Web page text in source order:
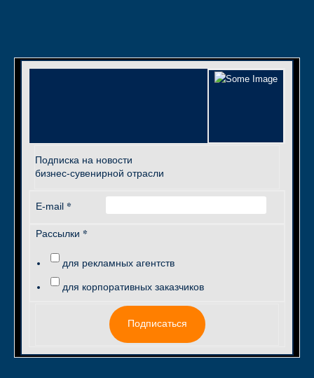
Подписка на новости
бизнес-сувенирной отрасли
E-mail *
Рассылки *
для рекламных агентств
для корпоративных заказчиков
Подписаться